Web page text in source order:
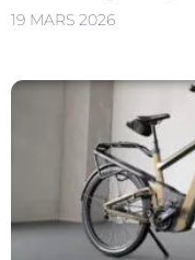
19 MARS 2026